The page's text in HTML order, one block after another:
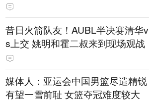
昔日火箭队友！AUBL半决赛清华v
s上交 姚明和霍二叔来到现场观战
媒体人：亚运会中国男篮尽遣精锐
有望一雪前耻 女篮夺冠难度较大